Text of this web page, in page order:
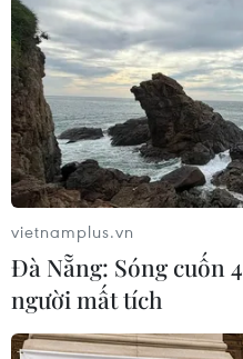
Phiên họp của Ủy ban Đối
quyết định cho phép Thụy
ngày 26/12/
Ngày 28/12, các
Nhĩ Kỳ có khả năng sẽ
Thụy Điển gia nhập Tổ
Tây Dương (NATO)
Hôm 26/12, Ủy ban
Kỳ đã chấp thuận việc
NATO, cho phép
gần hơn với việc gia
vietnamplus.vn
Đà Nẵng: Sóng cuốn
người mất tích